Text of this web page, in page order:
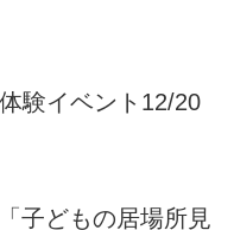
験イベント12/20
子どもの居場所見